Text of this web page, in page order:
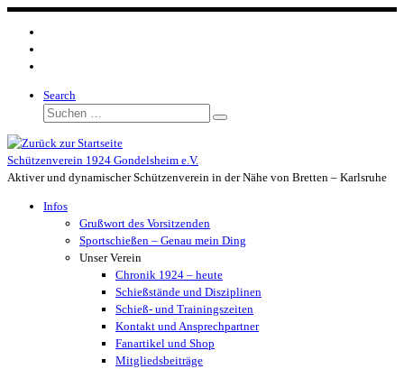
Zum
Inhalt
springen
Search
Suche
Suchen …
Schützenverein 1924 Gondelsheim e.V.
Aktiver und dynamischer Schützenverein in der Nähe von Bretten – Karlsruhe
Infos
Grußwort des Vorsitzenden
Sportschießen – Genau mein Ding
Unser Verein
Chronik 1924 – heute
Schießstände und Disziplinen
Schieß- und Trainingszeiten
Kontakt und Ansprechpartner
Fanartikel und Shop
Mitgliedsbeiträge